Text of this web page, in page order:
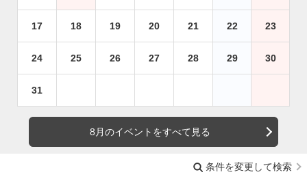
17 18 19 20 21 22 23
24 25 26 27 28 29 30
31
8月のイベントをすべて見る
条件を変更して検索